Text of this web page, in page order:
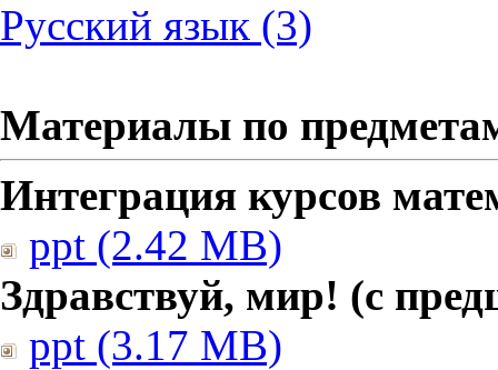
Русский язык (3)
Материалы по
Интеграция курсов
ppt (2.42 MB)
Здравствуй, мир! (с
ppt (3.17 MB)